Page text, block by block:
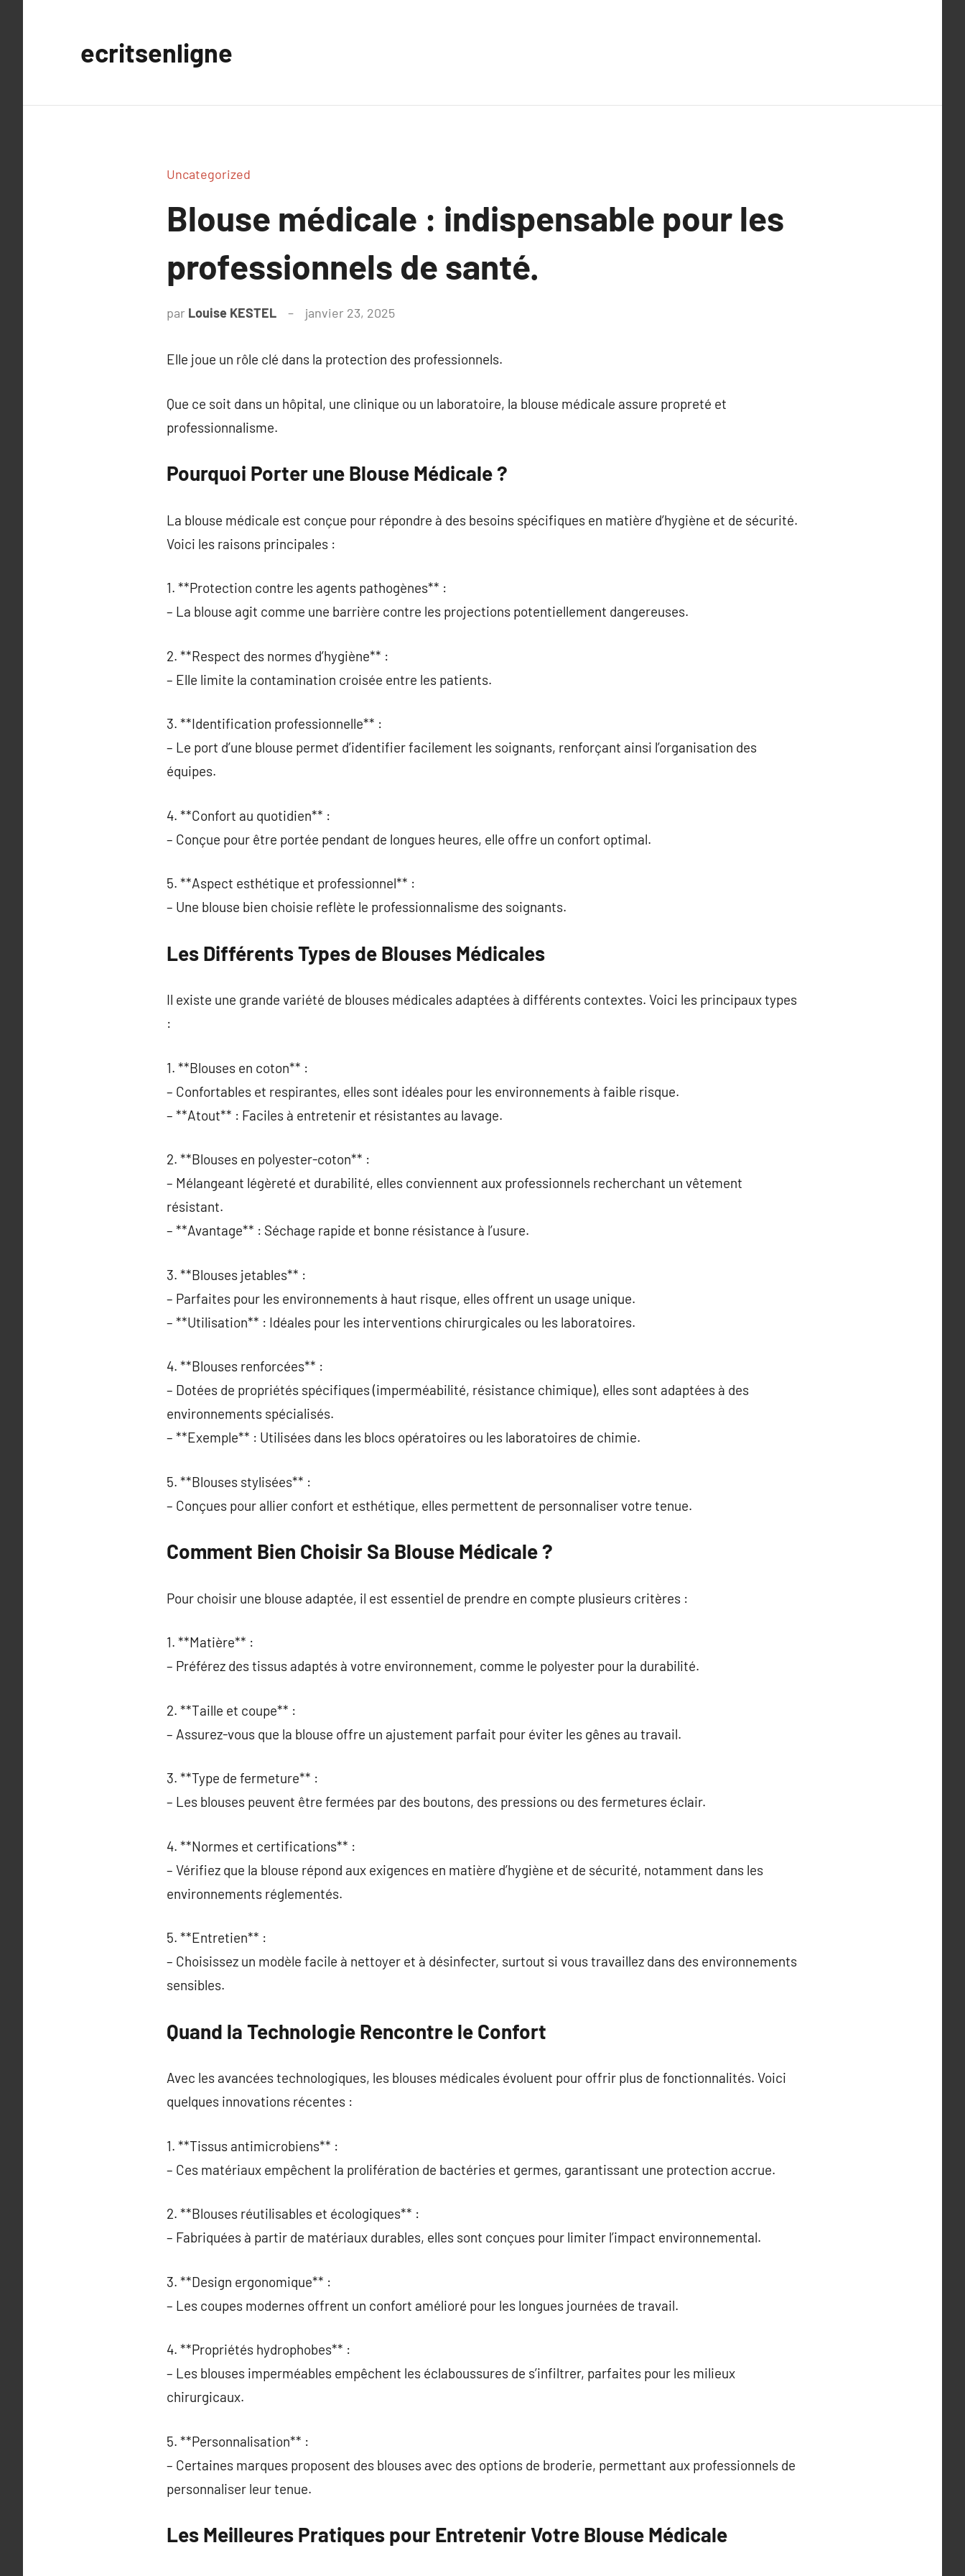
ecritsenligne
Uncategorized
Blouse médicale : indispensable pour les
professionnels de santé.
par Louise KESTEL janvier 23, 2025
Elle joue un rôle clé dans la protection des professionnels.
Que ce soit dans un hôpital, une clinique ou un laboratoire, la blouse médicale assure propreté et
professionnalisme.
Pourquoi Porter une Blouse Médicale ?
La blouse médicale est conçue pour répondre à des besoins spécifiques en matière d’hygiène et de sécurité.
Voici les raisons principales :
1. **Protection contre les agents pathogènes** :
– La blouse agit comme une barrière contre les projections potentiellement dangereuses.
2. **Respect des normes d’hygiène** :
– Elle limite la contamination croisée entre les patients.
3. **Identification professionnelle** :
– Le port d’une blouse permet d’identifier facilement les soignants, renforçant ainsi l’organisation des
équipes.
4. **Confort au quotidien** :
– Conçue pour être portée pendant de longues heures, elle offre un confort optimal.
5. **Aspect esthétique et professionnel** :
– Une blouse bien choisie reflète le professionnalisme des soignants.
Les Différents Types de Blouses Médicales
Il existe une grande variété de blouses médicales adaptées à différents contextes. Voici les principaux types
:
1. **Blouses en coton** :
– Confortables et respirantes, elles sont idéales pour les environnements à faible risque.
– **Atout** : Faciles à entretenir et résistantes au lavage.
2. **Blouses en polyester-coton** :
– Mélangeant légèreté et durabilité, elles conviennent aux professionnels recherchant un vêtement
résistant.
– **Avantage** : Séchage rapide et bonne résistance à l’usure.
3. **Blouses jetables** :
– Parfaites pour les environnements à haut risque, elles offrent un usage unique.
– **Utilisation** : Idéales pour les interventions chirurgicales ou les laboratoires.
4. **Blouses renforcées** :
– Dotées de propriétés spécifiques (imperméabilité, résistance chimique), elles sont adaptées à des
environnements spécialisés.
– **Exemple** : Utilisées dans les blocs opératoires ou les laboratoires de chimie.
5. **Blouses stylisées** :
– Conçues pour allier confort et esthétique, elles permettent de personnaliser votre tenue.
Comment Bien Choisir Sa Blouse Médicale ?
Pour choisir une blouse adaptée, il est essentiel de prendre en compte plusieurs critères :
1. **Matière** :
– Préférez des tissus adaptés à votre environnement, comme le polyester pour la durabilité.
2. **Taille et coupe** :
– Assurez-vous que la blouse offre un ajustement parfait pour éviter les gênes au travail.
3. **Type de fermeture** :
– Les blouses peuvent être fermées par des boutons, des pressions ou des fermetures éclair.
4. **Normes et certifications** :
– Vérifiez que la blouse répond aux exigences en matière d’hygiène et de sécurité, notamment dans les
environnements réglementés.
5. **Entretien** :
– Choisissez un modèle facile à nettoyer et à désinfecter, surtout si vous travaillez dans des environnements
sensibles.
Quand la Technologie Rencontre le Confort
Avec les avancées technologiques, les blouses médicales évoluent pour offrir plus de fonctionnalités. Voici
quelques innovations récentes :
1. **Tissus antimicrobiens** :
– Ces matériaux empêchent la prolifération de bactéries et germes, garantissant une protection accrue.
2. **Blouses réutilisables et écologiques** :
– Fabriquées à partir de matériaux durables, elles sont conçues pour limiter l’impact environnemental.
3. **Design ergonomique** :
– Les coupes modernes offrent un confort amélioré pour les longues journées de travail.
4. **Propriétés hydrophobes** :
– Les blouses imperméables empêchent les éclaboussures de s’infiltrer, parfaites pour les milieux
chirurgicaux.
5. **Personnalisation** :
– Certaines marques proposent des blouses avec des options de broderie, permettant aux professionnels de
personnaliser leur tenue.
Les Meilleures Pratiques pour Entretenir Votre Blouse Médicale